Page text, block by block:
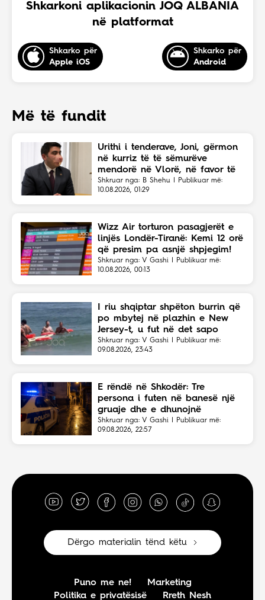
Shkarkoni aplikacionin JOQ ALBANIA
në platformat
Shkarko për
Apple iOS
Shkarko për
Android
Më të fundit
Urithi i tenderave, Joni, gërmon
në kurriz të të sëmurëve
mendorë në Vlorë, në favor të
Eriola Likajt të “Clean Fast”.
Shkruar nga: B Shehu | Publikuar më:
10.08.2026, 01:29
Wizz Air torturon pasagjerët e
linjës Londër-Tiranë: Kemi 12 orë
që presim pa asnjë shpjegim!
Shkruar nga: V Gashi | Publikuar më:
10.08.2026, 00:13
I riu shqiptar shpëton burrin që
po mbytej në plazhin e New
Jersey-t, u fut në det sapo
dëgjoi thirrjet për ndihmë
Shkruar nga: V Gashi | Publikuar më:
09.08.2026, 23:43
E rëndë në Shkodër: Tre
persona i futen në banesë një
gruaje dhe e dhunojnë
Shkruar nga: V Gashi | Publikuar më:
09.08.2026, 22:57
Dërgo materialin tënd këtu
Puno me ne!
Marketing
Politika e privatësisë
Rreth Nesh